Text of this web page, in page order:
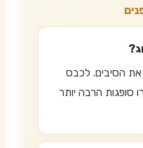
הסיבים. לכבס
סופגות הרבה יותר